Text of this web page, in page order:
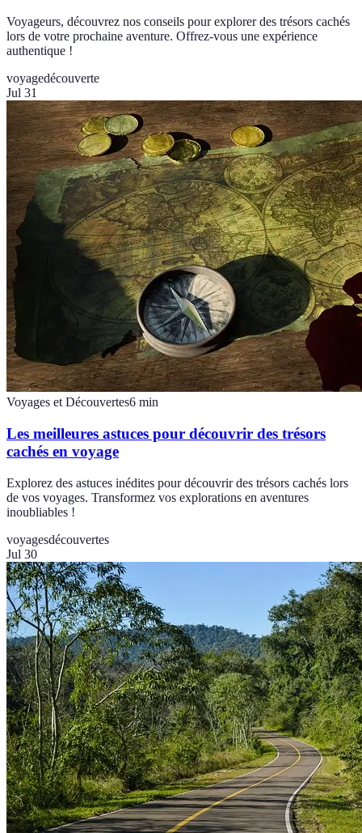
Voyageurs, découvrez nos conseils pour explorer des trésors cachés
lors de votre prochaine aventure. Offrez-vous une expérience
authentique !
voyagedécouverte
Jul 31
Voyages et Découvertes6 min
Les meilleures astuces pour découvrir des trésors
cachés en voyage
Explorez des astuces inédites pour découvrir des trésors cachés lors
de vos voyages. Transformez vos explorations en aventures
inoubliables !
voyagesdécouvertes
Jul 30